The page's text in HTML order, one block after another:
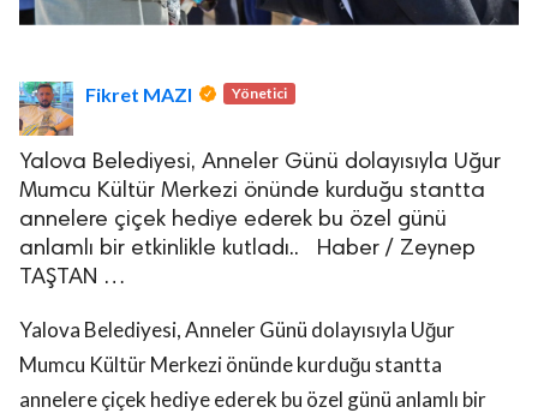
Asayiş
Fikret MAZI Yönetici
Yalova Belediyesi, Anneler Günü dolayısıyla Uğur
Mumcu Kültür Merkezi önünde kurduğu stantta
annelere çiçek hediye ederek bu özel günü
anlamlı bir etkinlikle kutladı.. Haber / Zeynep
TAŞTAN …
Yalova Belediyesi, Anneler Günü dolayısıyla Uğur
Mumcu Kültür Merkezi önünde kurduğu stantta
annelere çiçek hediye ederek bu özel günü anlamlı bir